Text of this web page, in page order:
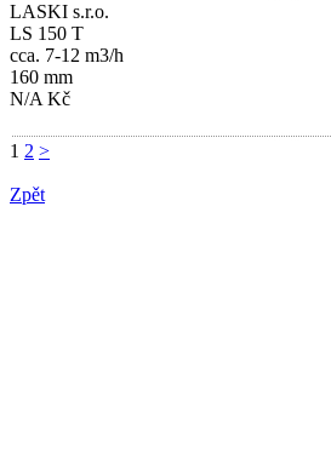
LASKI s.r.o.
LS 150 T
cca. 7-12 m3/h
160 mm
N/A Kč
1 2 >
Zpět